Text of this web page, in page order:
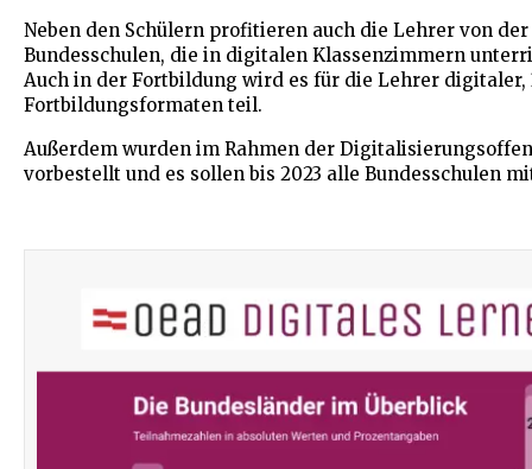
Neben den Schülern profitieren auch die Lehrer von
Bundesschulen, die in digitalen Klassenzimmern
Auch in der Fortbildung wird es für die Lehrer
Fortbildungsformaten teil.
Außerdem wurden im Rahmen der
vorbestellt und es sollen bis 2023 alle Bundesschulen